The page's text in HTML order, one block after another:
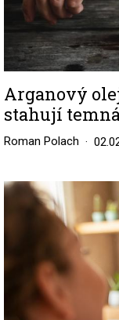
Arganový
stahují
Roman Polach
Image